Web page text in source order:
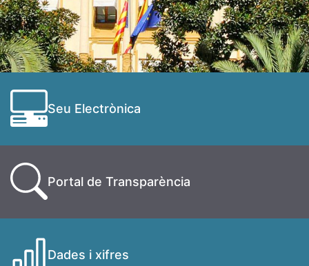
Seu Electrònica
Portal de Transparència
Dades i xifres